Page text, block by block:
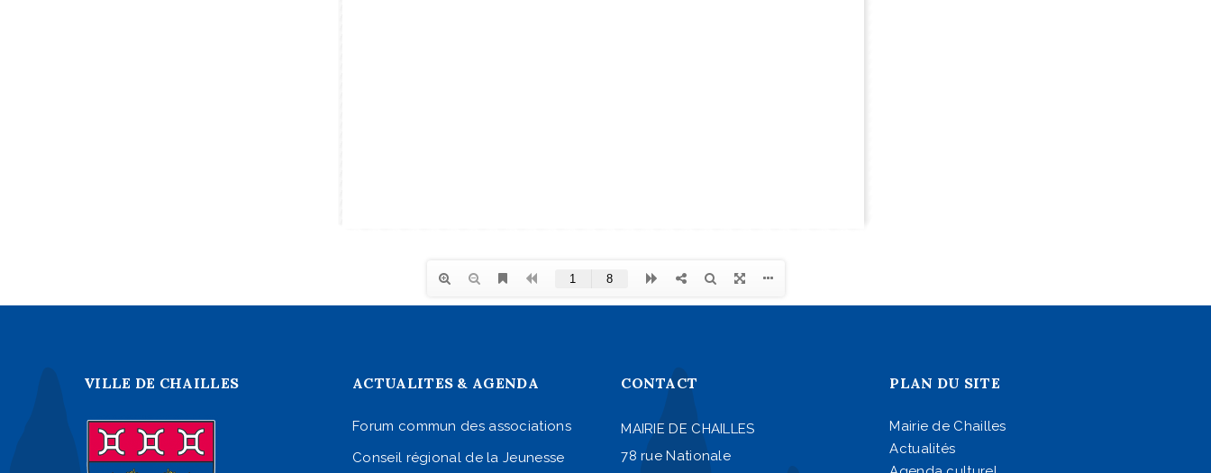
VILLE DE CHAILLES ACTUALITES & AGENDA
Forum commun des associations
Conseil régional de la Jeunesse
CONTACT
MAIRIE DE CHAILLES
78 rue Nationale
PLAN DU SITE
Mairie de Chailles
Actualités